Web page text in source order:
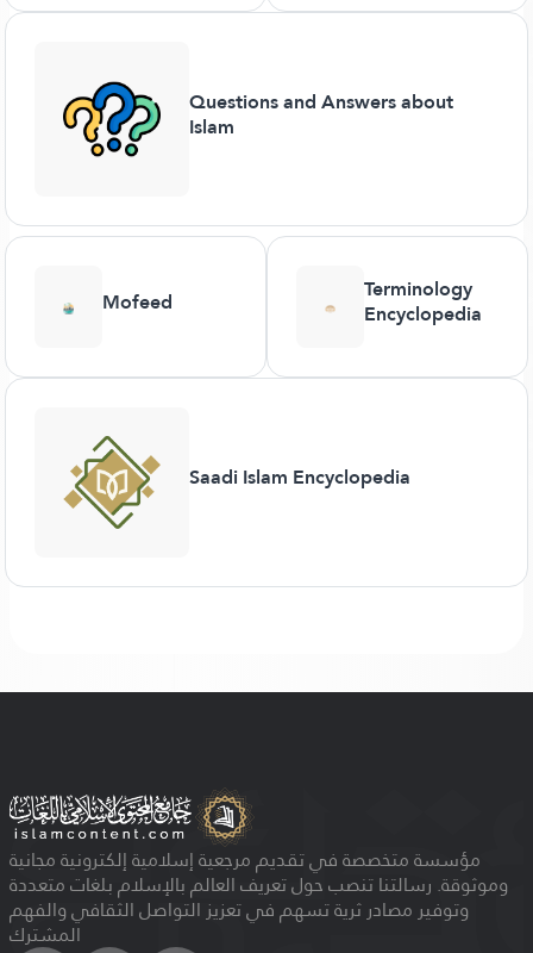
Questions and Answers about
Islam
Mofeed Terminology
Encyclopedia
Saadi Islam Encyclopedia
مؤسسة متخصصة في تقديم مرجعية إسلامية إلكترونية مجانية
وموثوقة. رسالتنا تنصب حول تعريف العالم بالإسلام بلغات متعددة
وتوفير مصادر ثرية تسهم في تعزيز التواصل الثقافي والفهم
المشترك